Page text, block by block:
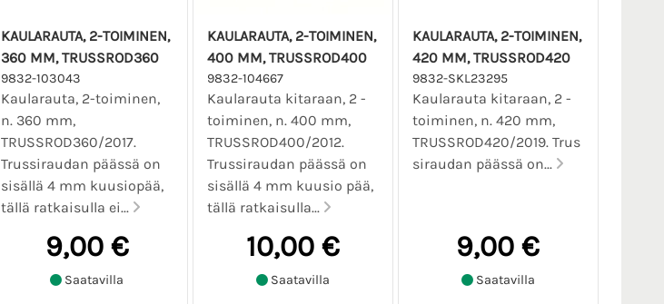
KAULARAUTA, 2-TOIMINEN,
360 MM, TRUSSROD360
9832-103043
Kaularauta, 2-toiminen,
n. 360 mm,
TRUSSROD360/2017.
Trussiraudan päässä on
sisällä 4 mm kuusiopää,
tällä ratkaisulla ei...
9,00 €
Saatavilla
KAULARAUTA, 2-TOIMINEN,
400 MM, TRUSSROD400
9832-104667
Kaularauta kitaraan, 2 -
toiminen, n. 400 mm,
TRUSSROD400/2012.
Trussiraudan päässä on
sisällä 4 mm kuusio pää,
tällä ratkaisulla...
10,00 €
Saatavilla
KAULARAUTA, 2-TOIMINEN,
420 MM, TRUSSROD420
9832-SKL23295
Kaularauta kitaraan, 2 -
toiminen, n. 420 mm,
TRUSSROD420/2019. Trus
siraudan päässä on...
9,00 €
Saatavilla